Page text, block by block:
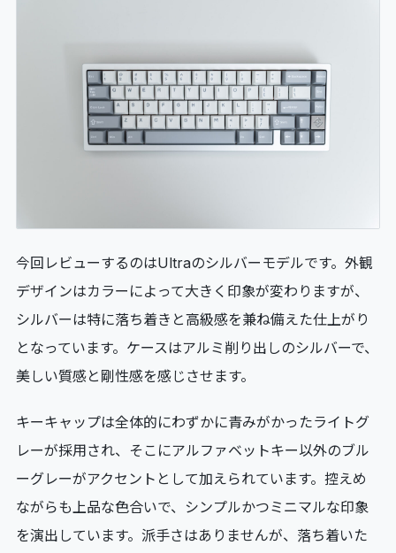
今回レビューするのはUltraのシルバーモデルです。外観
デザインはカラーによって大きく印象が変わりますが、
シルバーは特に落ち着きと高級感を兼ね備えた仕上がり
となっています。ケースはアルミ削り出しのシルバーで、
美しい質感と剛性感を感じさせます。
キーキャップは全体的にわずかに青みがかったライトグ
レーが採用され、そこにアルファベットキー以外のブル
ーグレーがアクセントとして加えられています。控えめ
ながらも上品な色合いで、シンプルかつミニマルな印象
を演出しています。派手さはありませんが、落ち着いた